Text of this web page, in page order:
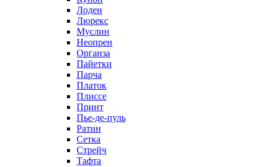
Лоден
Люрекс
Муслин
Неопрен
Органза
Пайетки
Парча
Платок
Плиссе
Принт
Пье-де-пуль
Ратин
Сетка
Стрейч
Тафта